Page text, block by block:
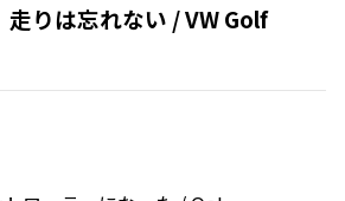
走りは忘れない / VW Golf